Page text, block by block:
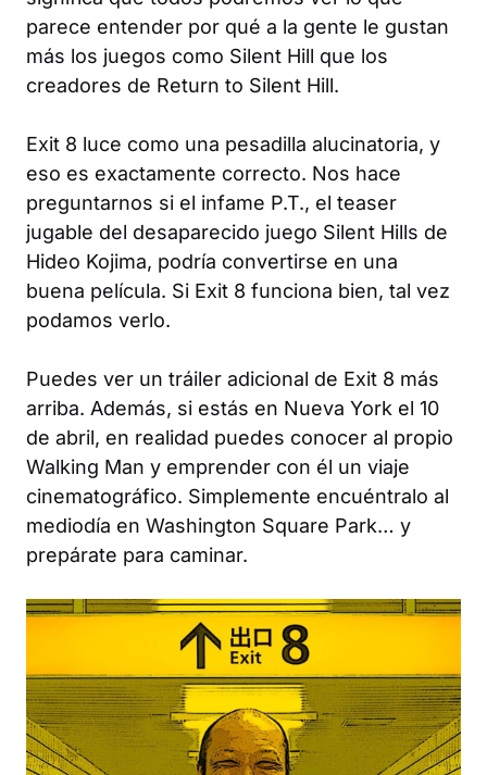
parece entender por qué a la gente le gustan
más los juegos como Silent Hill que los
creadores de Return to Silent Hill.
Exit 8 luce como una pesadilla alucinatoria, y
eso es exactamente correcto. Nos hace
preguntarnos si el infame P.T., el teaser
jugable del desaparecido juego Silent Hills de
Hideo Kojima, podría convertirse en una
buena película. Si Exit 8 funciona bien, tal vez
podamos verlo.
Puedes ver un tráiler adicional de Exit 8 más
arriba. Además, si estás en Nueva York el 10
de abril, en realidad puedes conocer al propio
Walking Man y emprender con él un viaje
cinematográfico. Simplemente encuéntralo al
mediodía en Washington Square Park… y
prepárate para caminar.